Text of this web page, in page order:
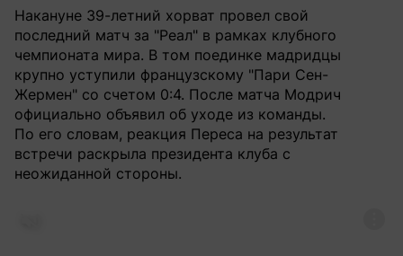
Накануне 39-летний хорват провел свой
последний матч за "Реал" в рамках клубного
чемпионата мира. В том поединке мадридцы
крупно уступили французскому "Пари Сен-
Жермен" со счетом 0:4. После матча Модрич
официально объявил об уходе из команды.
По его словам, реакция Переса на результат
встречи раскрыла президента клуба с
неожиданной стороны.